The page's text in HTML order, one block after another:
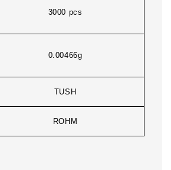
3000 pcs
0.00466g
TUSH
ROHM